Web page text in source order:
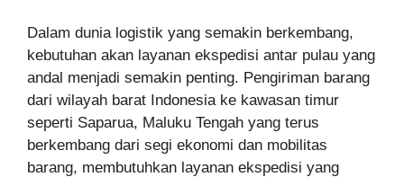
Dalam dunia logistik yang semakin berkembang,
kebutuhan akan layanan ekspedisi antar pulau yang
andal menjadi semakin penting. Pengiriman barang
dari wilayah barat Indonesia ke kawasan timur
seperti Saparua, Maluku Tengah yang terus
berkembang dari segi ekonomi dan mobilitas
barang, membutuhkan layanan ekspedisi yang